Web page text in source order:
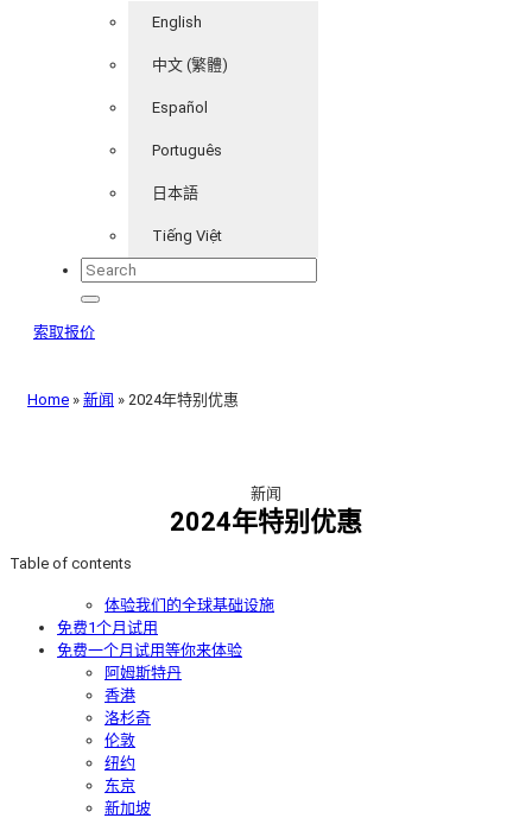
English
中文 (繁體)
Español
Português
日本語
Tiếng Việt
索取报价
Home » 新闻 » 2024年特别优惠
新闻
2024年特别优惠
Table of contents
体验我们的全球基础设施
免费1个月试用
免费一个月试用等你来体验
阿姆斯特丹
香港
洛杉奇
伦敦
纽约
东京
新加坡